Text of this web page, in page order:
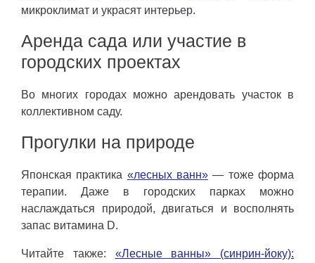
микроклимат и украсят интерьер.
Аренда сада или участие в
городских проектах
Во многих городах можно арендовать участок в
коллективном саду.
Прогулки на природе
Японская практика «лесных ванн» — тоже форма
терапии. Даже в городских парках можно
наслаждаться природой, двигаться и восполнять
запас витамина D.
Читайте также: «Лесные ванны» (синрин-йоку):